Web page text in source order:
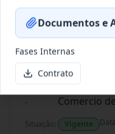
-
Solucoes
Situação: Vigente
-
Comercio
Situação: Vigente Data
Documentos e
Fases Internas
Contrato